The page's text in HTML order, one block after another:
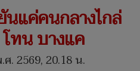
แค่คนกลางไกล่
ทน บางแค
. 2569, 20.18 น.